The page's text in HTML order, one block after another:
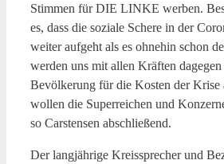
Stimmen für DIE LINKE werben.
es, dass die soziale Schere in der
weiter aufgeht als es ohnehin schon
werden uns mit allen Kräften dagegen
Bevölkerung für die Kosten der Krise
wollen die Superreichen und
so Carstensen abschließend.
Der langjährige Kreissprecher und